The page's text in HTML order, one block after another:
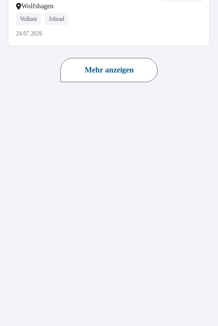
Wolfshagen
Vollzeit Jobrad
24.07.2026
Mehr anzeigen